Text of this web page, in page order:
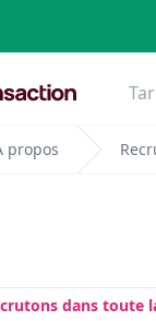
propos
dans toute